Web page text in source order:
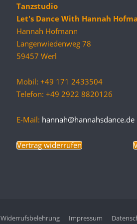
Tanzstudio
Let's Dance With Hannah
Hannah Hofmann
Langenwiedenweg 78
59457 Werl
Mobil: +49 171 2433504
Telefon: +49 2922 8820126
E-Mail: hannah@hannahsdance.de
Vertrag widerrufen
Widerrufsbelehrung Impressum